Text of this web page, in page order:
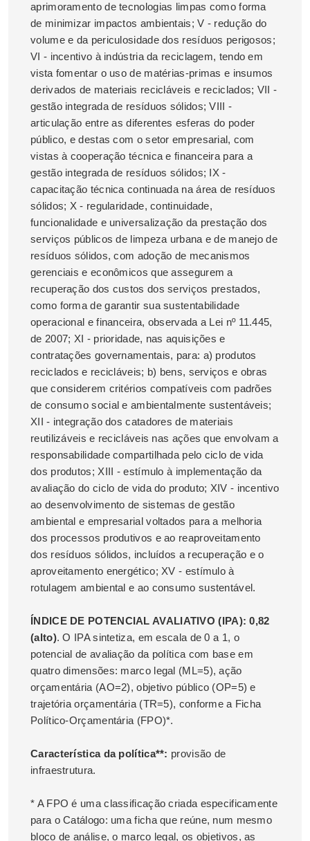
aprimoramento de tecnologias limpas como forma
de minimizar impactos ambientais; V - redução do
volume e da periculosidade dos resíduos perigosos;
VI - incentivo à indústria da reciclagem, tendo em
vista fomentar o uso de matérias-primas e insumos
derivados de materiais recicláveis e reciclados; VII -
gestão integrada de resíduos sólidos; VIII -
articulação entre as diferentes esferas do poder
público, e destas com o setor empresarial, com
vistas à cooperação técnica e financeira para a
gestão integrada de resíduos sólidos; IX -
capacitação técnica continuada na área de resíduos
sólidos; X - regularidade, continuidade,
funcionalidade e universalização da prestação dos
serviços públicos de limpeza urbana e de manejo de
resíduos sólidos, com adoção de mecanismos
gerenciais e econômicos que assegurem a
recuperação dos custos dos serviços prestados,
como forma de garantir sua sustentabilidade
operacional e financeira, observada a Lei nº 11.445,
de 2007; XI - prioridade, nas aquisições e
contratações governamentais, para: a) produtos
reciclados e recicláveis; b) bens, serviços e obras
que considerem critérios compatíveis com padrões
de consumo social e ambientalmente sustentáveis;
XII - integração dos catadores de materiais
reutilizáveis e recicláveis nas ações que envolvam a
responsabilidade compartilhada pelo ciclo de vida
dos produtos; XIII - estímulo à implementação da
avaliação do ciclo de vida do produto; XIV - incentivo
ao desenvolvimento de sistemas de gestão
ambiental e empresarial voltados para a melhoria
dos processos produtivos e ao reaproveitamento
dos resíduos sólidos, incluídos a recuperação e o
aproveitamento energético; XV - estímulo à
rotulagem ambiental e ao consumo sustentável.
ÍNDICE DE POTENCIAL AVALIATIVO (IPA): 0,82
(alto). O IPA sintetiza, em escala de 0 a 1, o
potencial de avaliação da política com base em
quatro dimensões: marco legal (ML=5), ação
orçamentária (AO=2), objetivo público (OP=5) e
trajetória orçamentária (TR=5), conforme a Ficha
Político-Orçamentária (FPO)*.
Característica da política**: provisão de
infraestrutura.
* A FPO é uma classificação criada especificamente
para o Catálogo: uma ficha que reúne, num mesmo
bloco de análise, o marco legal, os objetivos, as